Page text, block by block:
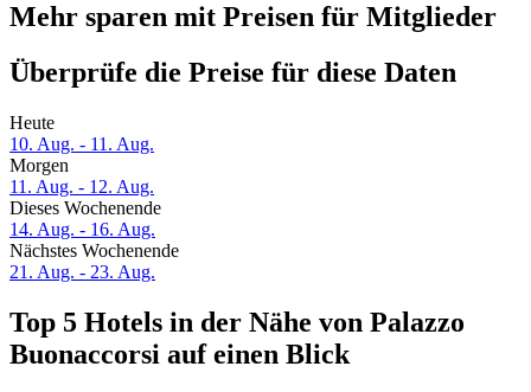
Mehr sparen mit Preisen für Mitglieder
Überprüfe die Preise für diese Daten
Heute
10. Aug. - 11. Aug.
Morgen
11. Aug. - 12. Aug.
Dieses Wochenende
14. Aug. - 16. Aug.
Nächstes Wochenende
21. Aug. - 23. Aug.
Top 5 Hotels in der Nähe von Palazzo
Buonaccorsi auf einen Blick